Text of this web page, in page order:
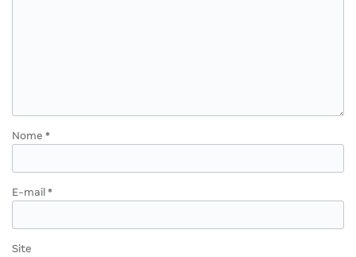
Nome *
E-mail *
Site